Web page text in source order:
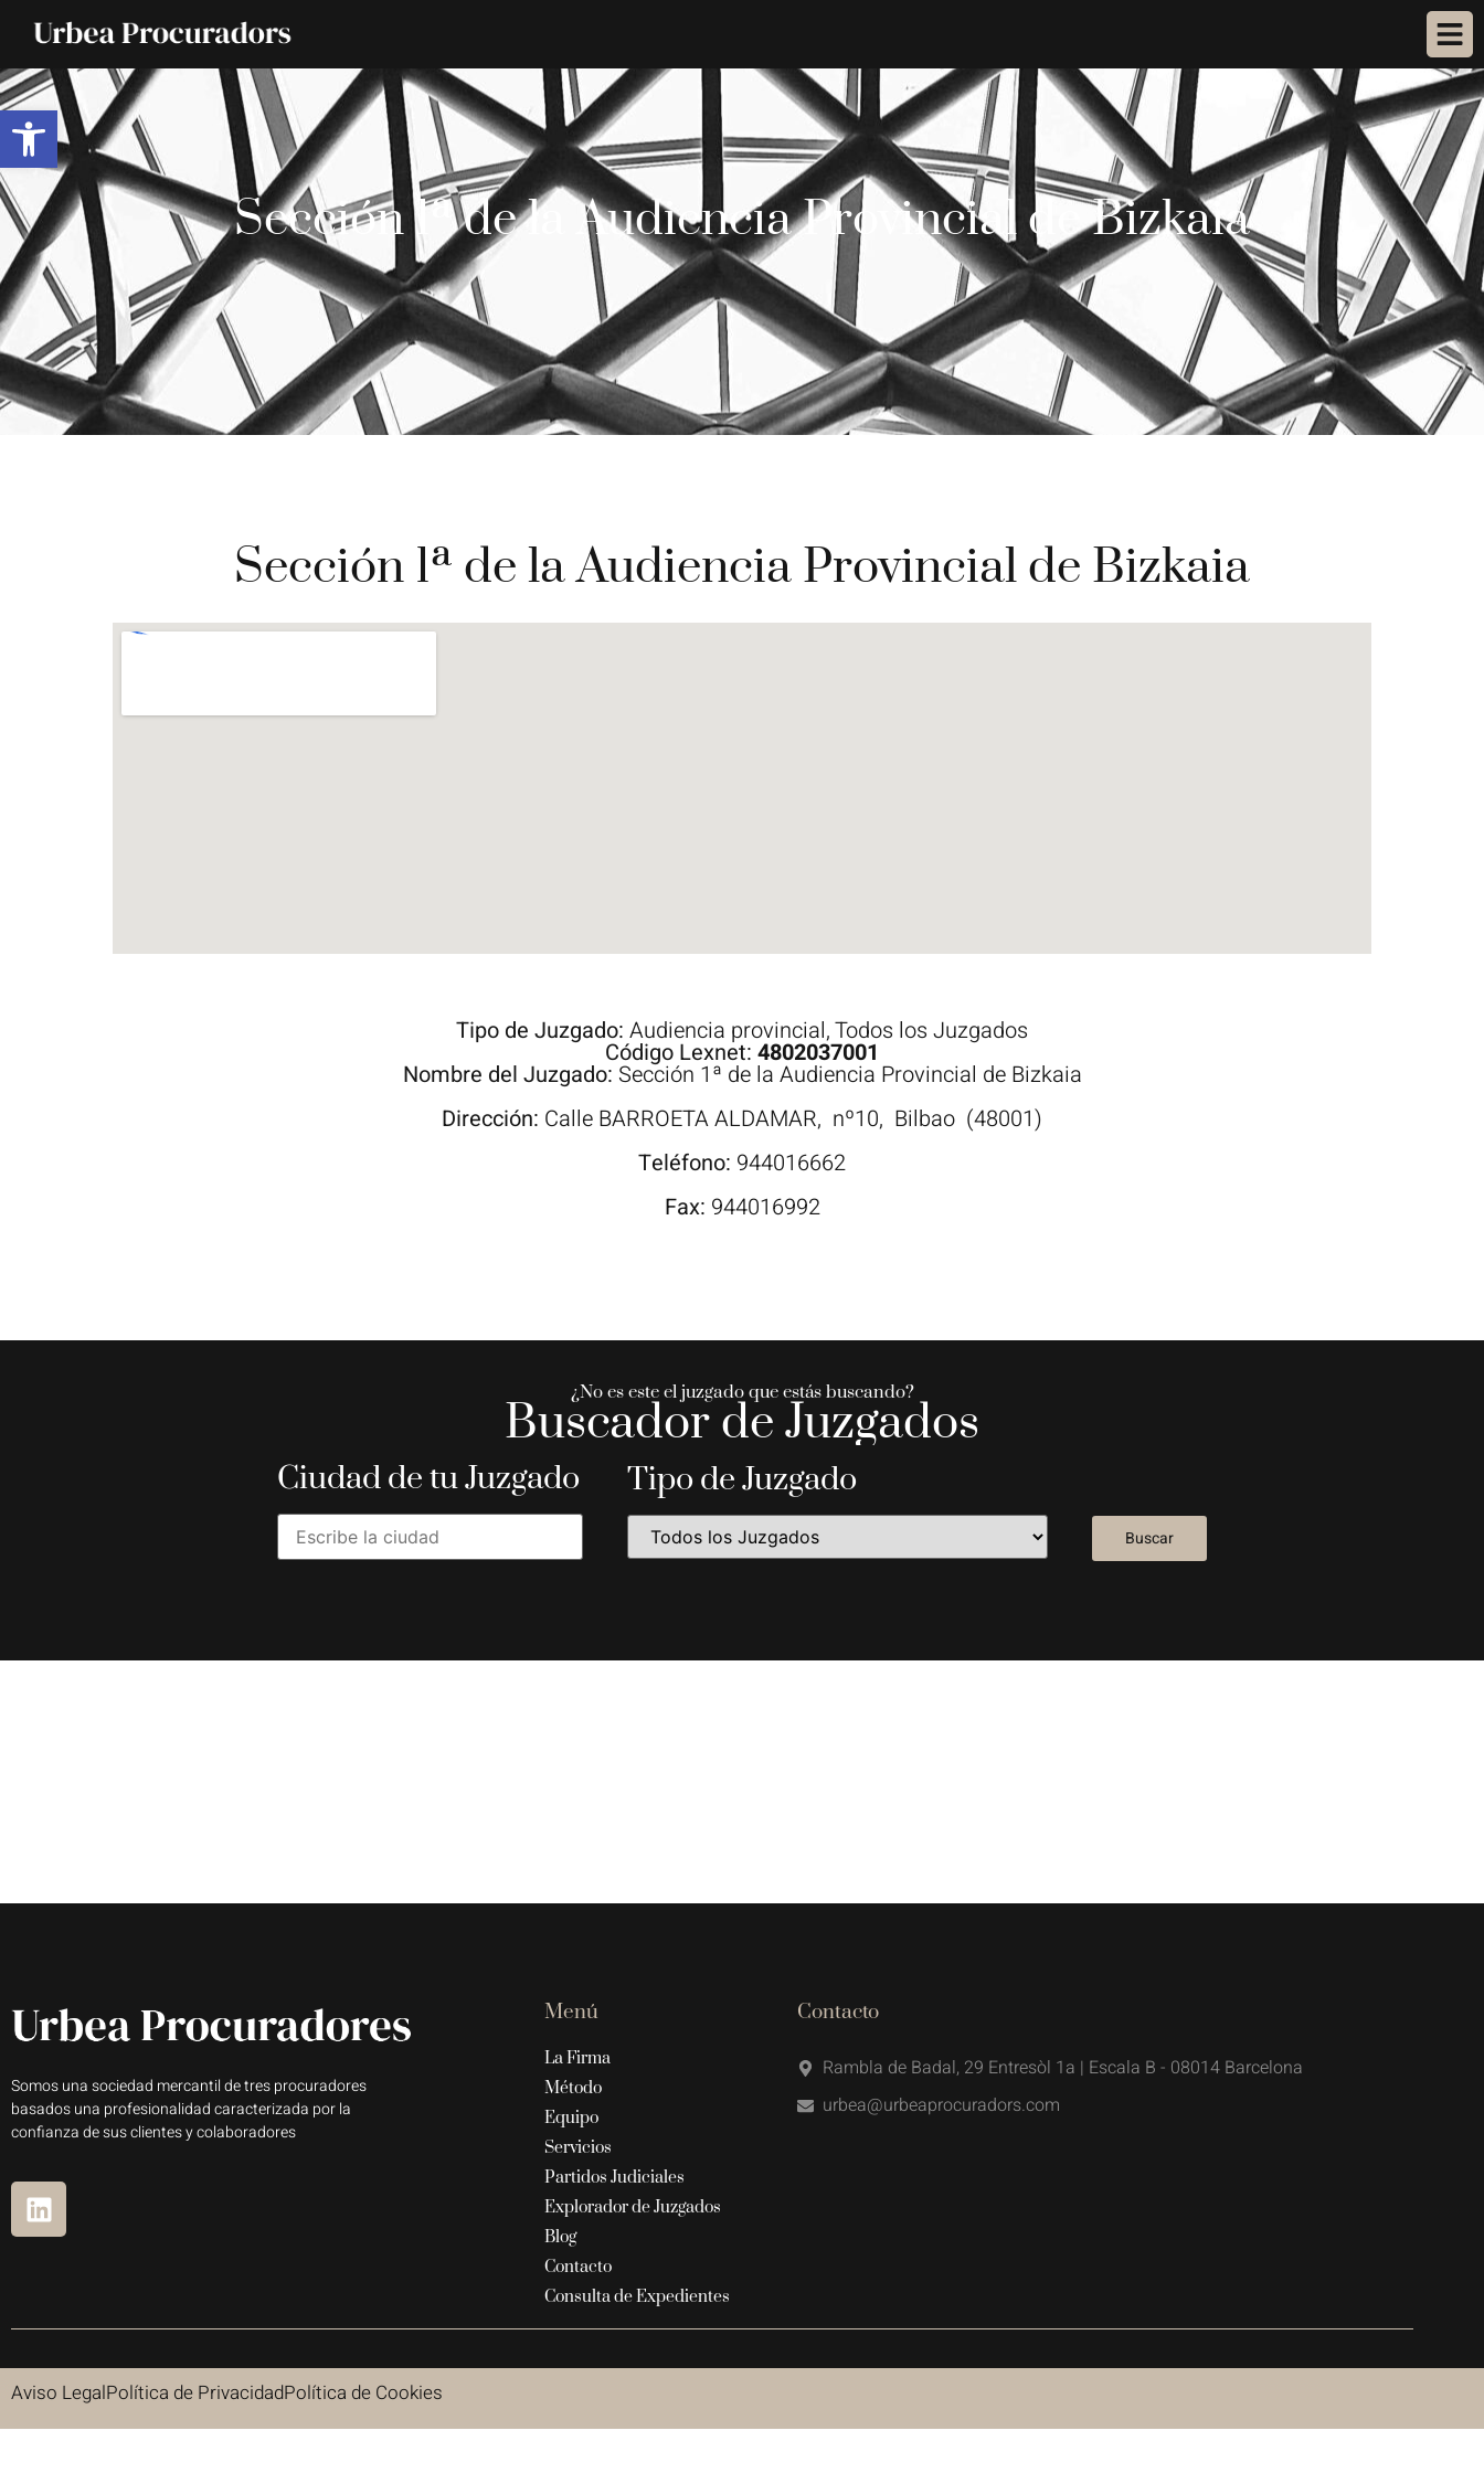
Abrir barra de herramientas
Sección 1ª de la Audiencia Provincial de Bizkaia
Sección 1ª de la Audiencia Provincial de Bizkaia
Tipo de Juzgado: Audiencia provincial,Todos los Juzgados
Código Lexnet: 4802037001
Nombre del Juzgado: Sección 1ª de la Audiencia Provincial de Bizkaia
Dirección: Calle BARROETA ALDAMAR, nº10, Bilbao (48001)
Teléfono: 944016662
Fax: 944016992
¿No es este el juzgado que estás buscando?
Buscador de Juzgados
Ciudad de tu Juzgado Tipo de Juzgado
Somos una sociedad mercantil de tres procuradores
basados una profesionalidad caracterizada por la
confianza de sus clientes y colaboradores
Menú
La Firma
Método
Equipo
Servicios
Partidos Judiciales
Explorador de Juzgados
Blog
Contacto
Consulta de Expedientes
Contacto
Rambla de Badal, 29 Entresòl 1a | Escala B - 08014 Barcelona
urbea@urbeaprocuradors.com
Aviso LegalPolítica de PrivacidadPolítica de Cookies